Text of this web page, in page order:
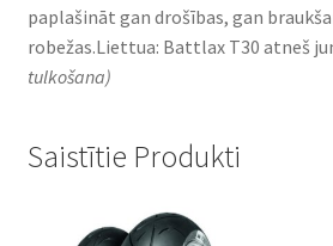
paplašināt gan drošības, gan
robežas.Liettua: Battlax T30 atneš
tulkošana)
Saistītie Produkti